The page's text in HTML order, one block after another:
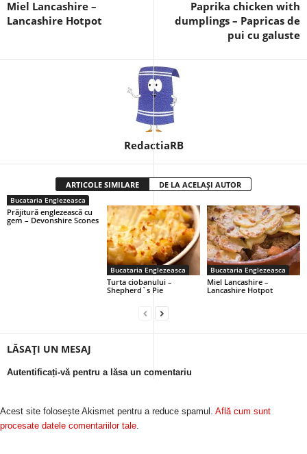
Miel Lancashire –
Lancashire Hotpot
Paprika chicken with
dumplings – Papricas de
pui cu galuste
RedactiaRB
ARTICOLE SIMILARE DE LA ACELAȘI AUTOR
Bucataria Englezeasca
Prăjitură englezească cu
gem – Devonshire Scones
Bucataria Englezeasca
Turta ciobanului –
Shepherd`s Pie
Bucataria Englezeasca
Miel Lancashire –
Lancashire Hotpot
LĂSAȚI UN MESAJ
Autentificați-vă pentru a lăsa un comentariu
Acest site folosește Akismet pentru a reduce spamul. Află cum sunt
procesate datele comentariilor tale